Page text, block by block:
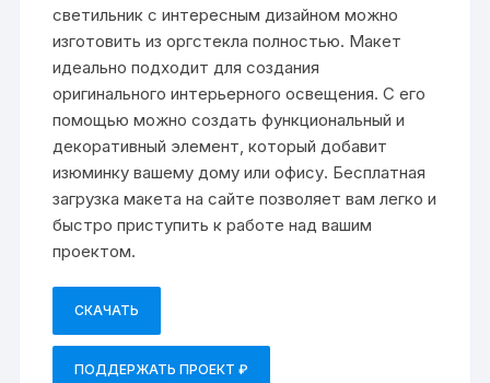
светильник с интересным дизайном можно
изготовить из оргстекла полностью. Макет
идеально подходит для создания
оригинального интерьерного освещения. С его
помощью можно создать функциональный и
декоративный элемент, который добавит
изюминку вашему дому или офису. Бесплатная
загрузка макета на сайте позволяет вам легко и
быстро приступить к работе над вашим
проектом.
СКАЧАТЬ
ПОДДЕРЖАТЬ ПРОЕКТ ₽